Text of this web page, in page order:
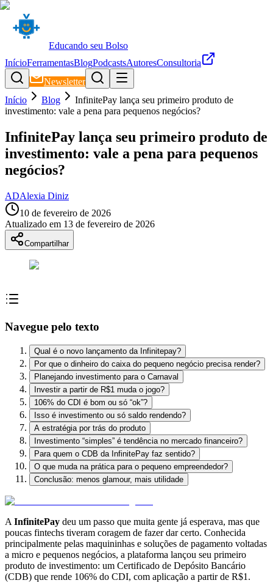
Educando seu Bolso
InícioFerramentasBlogPodcastsAutoresConsultoria
Newsletter
Início
Blog
InfinitePay lança seu primeiro produto de
investimento: vale a pena para pequenos negócios?
InfinitePay lança seu primeiro produto de
investimento: vale a pena para pequenos
negócios?
ADAlexia Diniz
10 de fevereiro de 2026
Atualizado em 13 de fevereiro de 2026
Compartilhar
Navegue pelo texto
Qual é o novo lançamento da Infinitepay?
Por que o dinheiro do caixa do pequeno negócio precisa render?
Planejando investimento para o Carnaval
Investir a partir de R$1 muda o jogo?
106% do CDI é bom ou só “ok”?
Isso é investimento ou só saldo rendendo?
A estratégia por trás do produto
Investimento “simples” é tendência no mercado financeiro?
Para quem o CDB da InfinitePay faz sentido?
O que muda na prática para o pequeno empreendedor?
Conclusão: menos glamour, mais utilidade
A InfinitePay deu um passo que muita gente já esperava, mas que
poucas fintechs tiveram coragem de fazer dar certo. Conhecida
principalmente pelas maquininhas e soluções de pagamento voltadas
a micro e pequenos negócios, a plataforma lançou seu primeiro
produto de investimento: um Certificado de Depósito Bancário
(CDB) que rende 106% do CDI, com aplicação a partir de R$1.